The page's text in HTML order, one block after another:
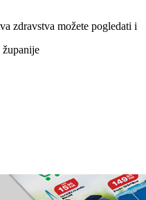
zdravstva možete pogledati i
županije